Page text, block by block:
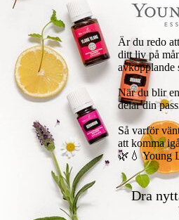
Är du redo
ditt liv på
avkopplande
När du blir
delar din
Så varför
att komma
🌿💧 Young
Dra